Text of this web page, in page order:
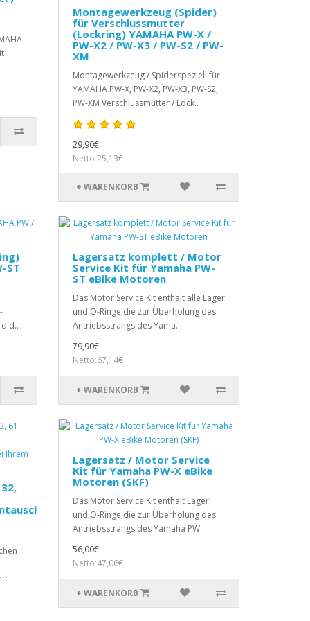
Montagewerkzeug (Spider)
für Verschlussmutter
(Lockring) YAMAHA PW-X /
PW-X2 / PW-X3 / PW-S2 / PW-
XM
Montagewerkzeug / Spiderspeziell für
YAMAHA PW-X, PW-X2, PW-X3, PW-S2,
PW-XM Verschlussmutter / Lock..
29,90€
Netto 25,13€
+ WARENKORB
ST
d..
Lagersatz komplett / Motor
Service Kit für Yamaha PW-
ST eBike Motoren
Das Motor Service Kit enthält alle Lager
und O-Ringe,die zur Überholung des
Antriebsstrangs des Yama..
79,90€
Netto 67,14€
+ WARENKORB
Lagersatz / Motor Service
Kit für Yamaha PW-X eBike
Motoren (SKF)
Das Motor Service Kit enthält Lager
und O-Ringe,die zur Überholung des
Antriebsstrangs des Yamaha PW..
56,00€
Netto 47,06€
+ WARENKORB